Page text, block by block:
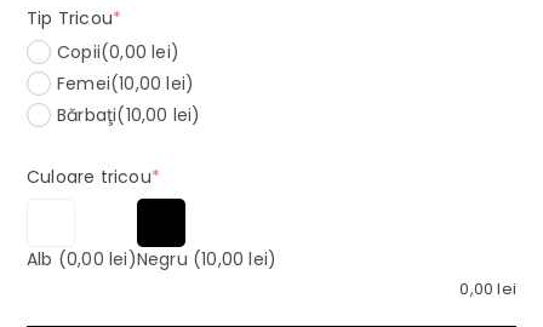
Tip Tricou*
Copii(0,00 lei)
Femei(10,00 lei)
Bărbaţi(10,00 lei)
Culoare tricou*(required)
Alb (0,00 lei)Negru (10,00 lei)
0,00lei